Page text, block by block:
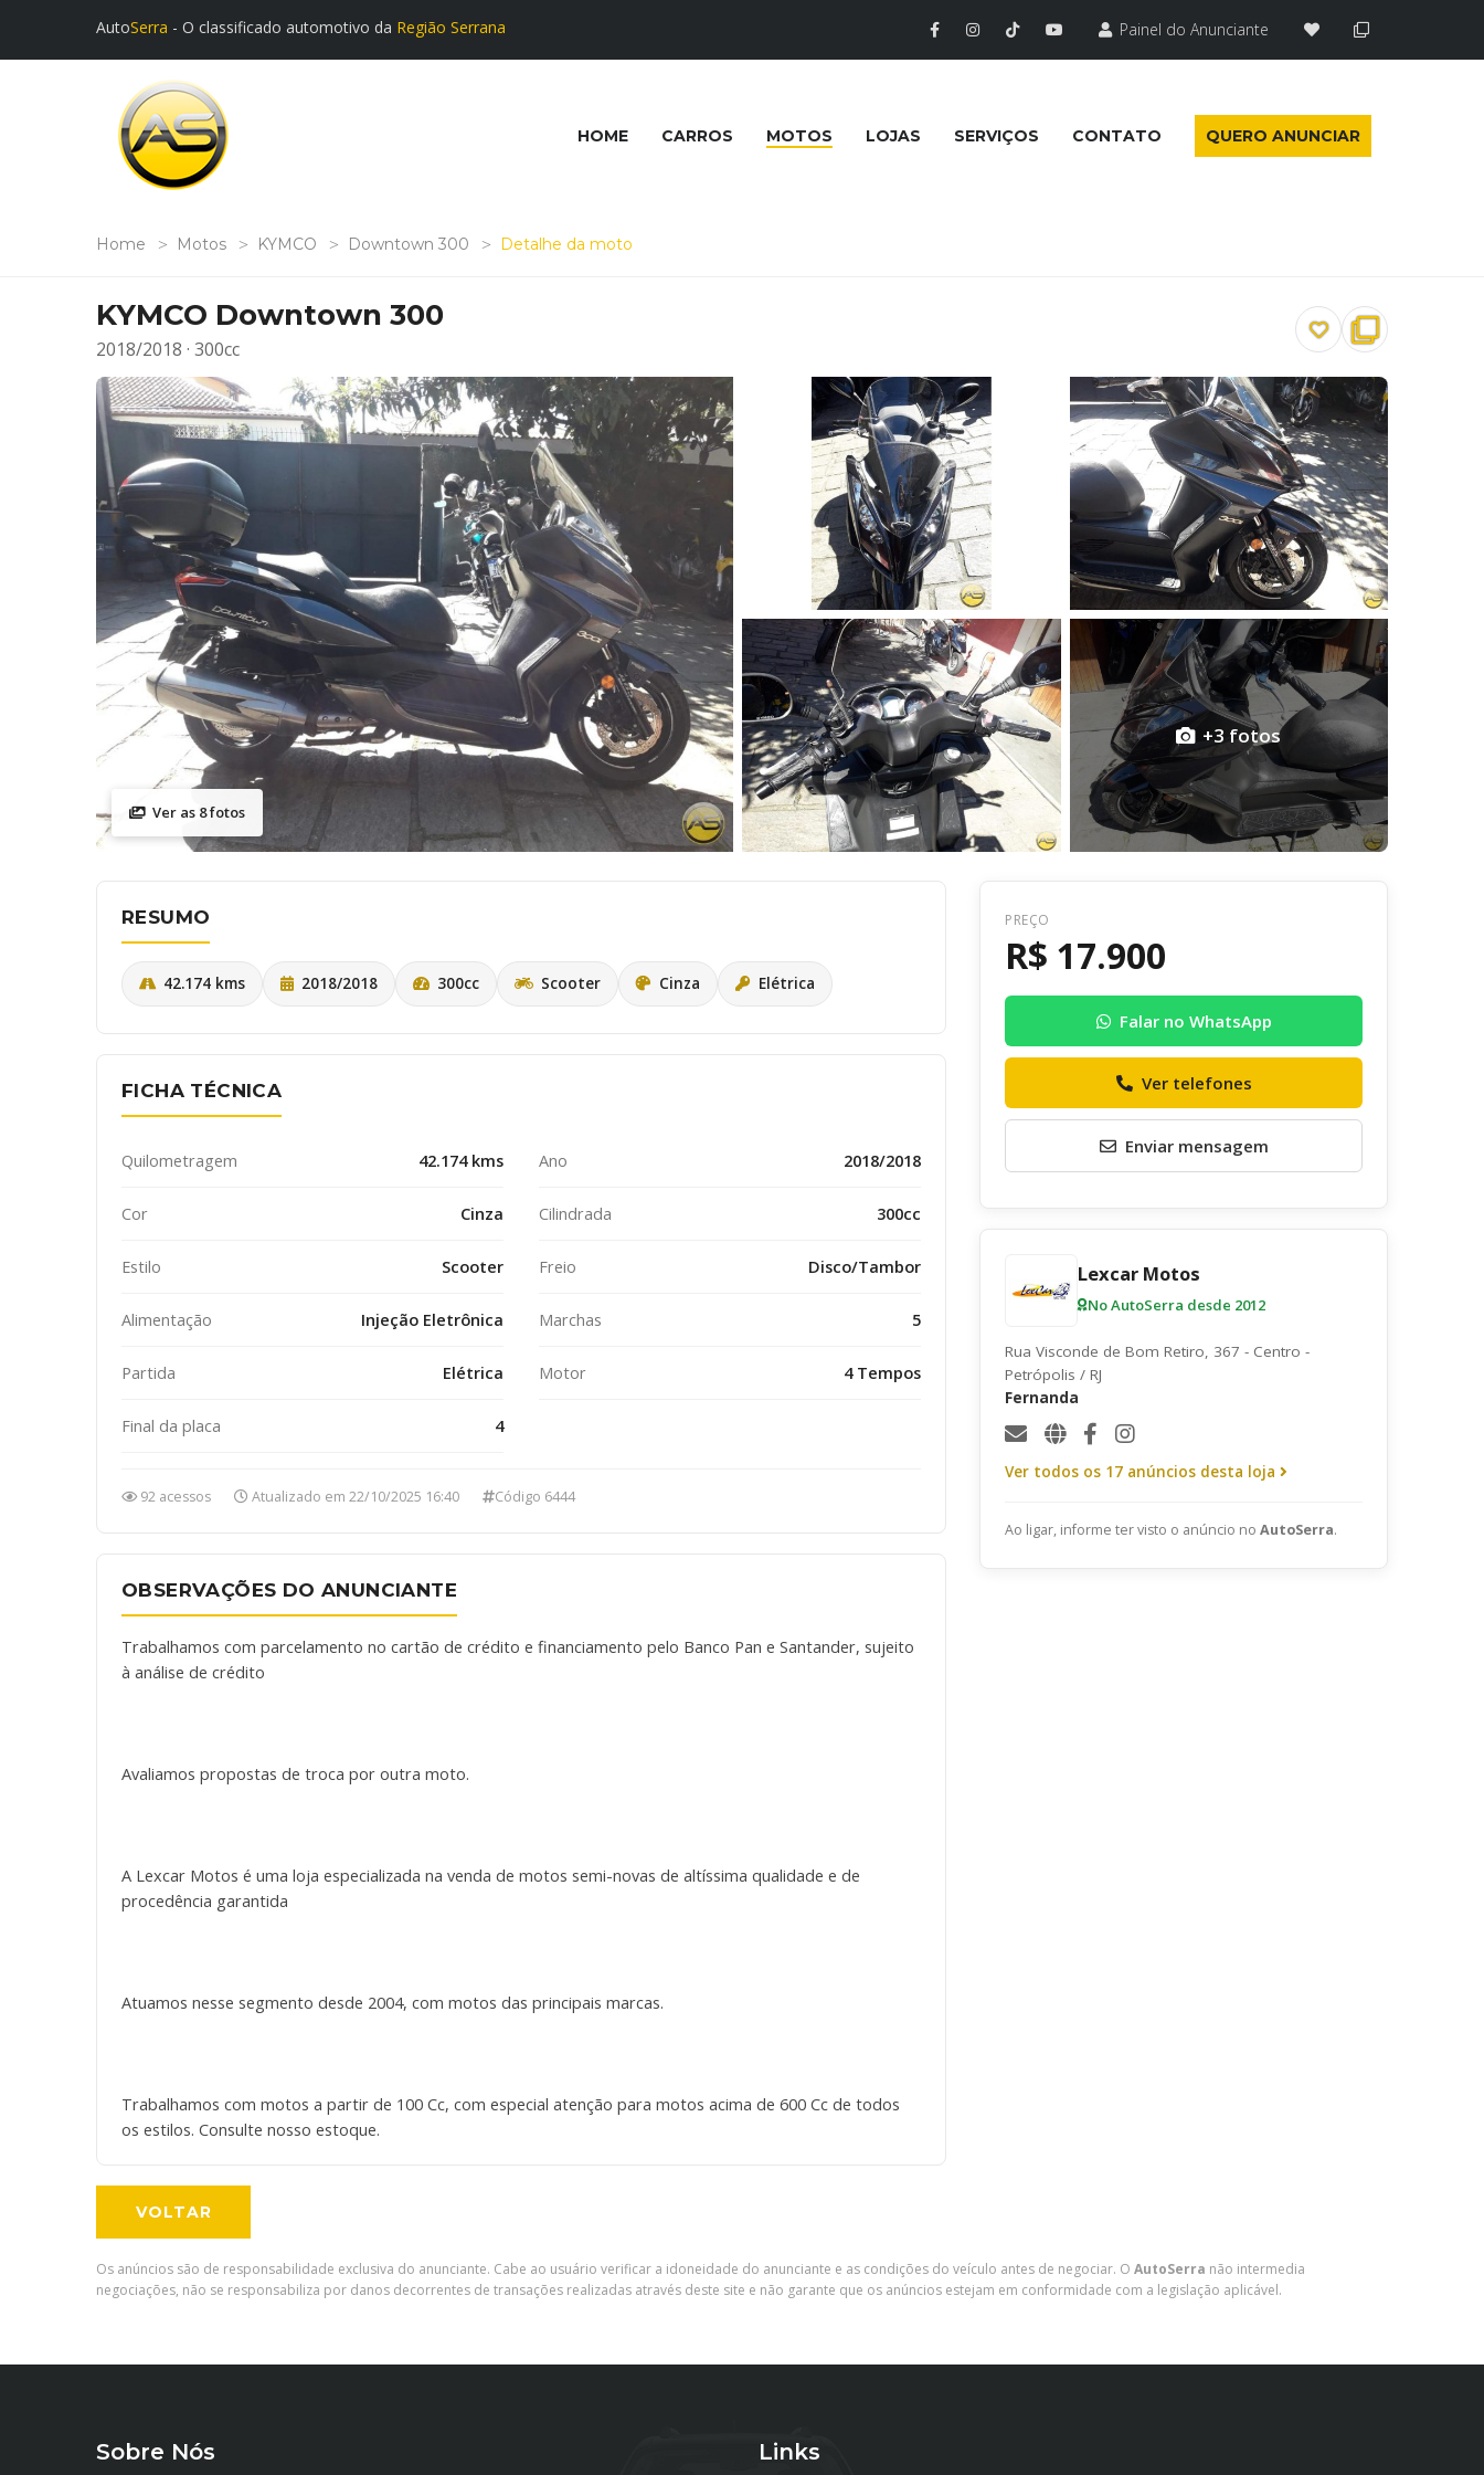
AutoSerra - O classificado automotivo da Região Serrana Painel do Anunciante
HOME CARROS MOTOS LOJAS SERVIÇOS CONTATO QUERO ANUNCIAR
Home Motos KYMCO Downtown 300 Detalhe da moto
KYMCO Downtown 300
2018/2018 · 300cc
+3 fotos
Ver as 8 fotos
RESUMO
42.174 kms 2018/2018 300cc Scooter Cinza Elétrica
FICHA TÉCNICA
Quilometragem 42.174 kms Ano 2018/2018
Cor Cinza Cilindrada 300cc
Estilo Scooter Freio Disco/Tambor
Alimentação Injeção Eletrônica Marchas 5
Partida Elétrica Motor 4 Tempos
Final da placa 4
92 acessos Atualizado em 22/10/2025 16:40 Código 6444
OBSERVAÇÕES DO ANUNCIANTE
Trabalhamos com parcelamento no cartão de crédito e financiamento pelo Banco Pan e Santander, sujeito
à análise de crédito
Avaliamos propostas de troca por outra moto.
A Lexcar Motos é uma loja especializada na venda de motos semi-novas de altíssima qualidade e de
procedência garantida
Atuamos nesse segmento desde 2004, com motos das principais marcas.
Trabalhamos com motos a partir de 100 Cc, com especial atenção para motos acima de 600 Cc de todos
os estilos. Consulte nosso estoque.
PREÇO
R$ 17.900
Falar no WhatsApp
Ver telefones
Enviar mensagem
Envie uma mensagem ao anunciante
Quero receber uma cópia desta mensagem
Receber informativos do AutoSerra e parceiros
Lexcar Motos
No AutoSerra desde 2012
Rua Visconde de Bom Retiro, 367 - Centro -
Petrópolis / RJ
Fernanda
Ver todos os 17 anúncios desta loja
Ao ligar, informe ter visto o anúncio no AutoSerra.
VOLTAR
Os anúncios são de responsabilidade exclusiva do anunciante. Cabe ao usuário verificar a idoneidade do anunciante e as condições do veículo antes de negociar. O AutoSerra não intermedia
negociações, não se responsabiliza por danos decorrentes de transações realizadas através deste site e não garante que os anúncios estejam em conformidade com a legislação aplicável.
Sobre Nós Links